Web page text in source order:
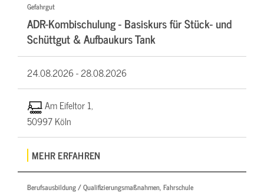
Gefahrgut
ADR-Kombischulung - Basiskurs für Stück- und
Schüttgut & Aufbaukurs Tank
24.08.2026 -28.08.2026
Am Eifeltor 1,
50997 Köln
MEHR ERFAHREN
Berufsausbildung / Qualifizierungsmaßnahmen, Fahrschule